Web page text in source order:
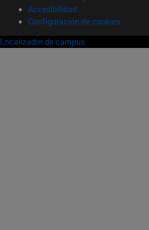
Accesibilidad
Configuración de cookies
Localizador de campus